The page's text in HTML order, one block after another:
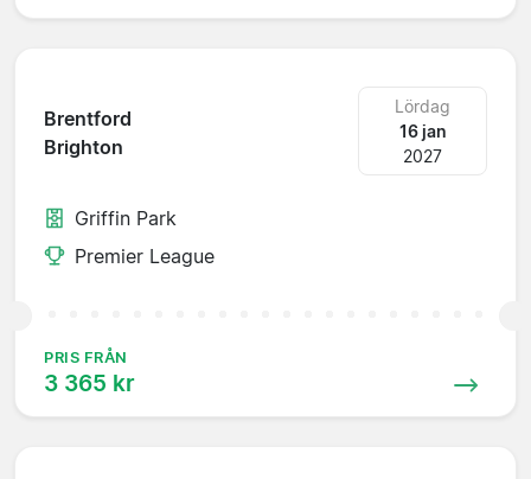
Brentford
Brighton
Lördag
16 jan
2027
Griffin Park
Premier League
PRIS FRÅN
3 365 kr